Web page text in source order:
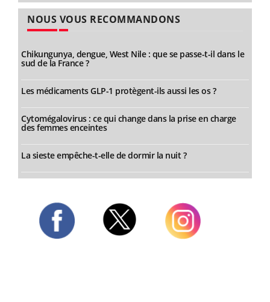
NOUS VOUS RECOMMANDONS
Chikungunya, dengue, West Nile : que se passe-t-il dans le
sud de la France ?
Les médicaments GLP-1 protègent-ils aussi les os ?
Cytomégalovirus : ce qui change dans la prise en charge
des femmes enceintes
La sieste empêche-t-elle de dormir la nuit ?